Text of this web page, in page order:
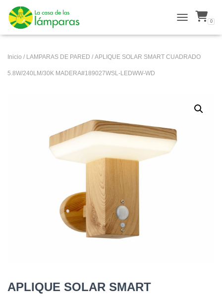
ALTERNAR
0
Inicio / LAMPARAS DE PARED / APLIQUE SOLAR SMART CUADRADO
5.8W/240LM/30K MADERA#189027WSL-LEDWW-WD
APLIQUE SOLAR SMART